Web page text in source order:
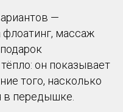
—
флоатинг, массаж
он показывает
того, насколько
в передышке.